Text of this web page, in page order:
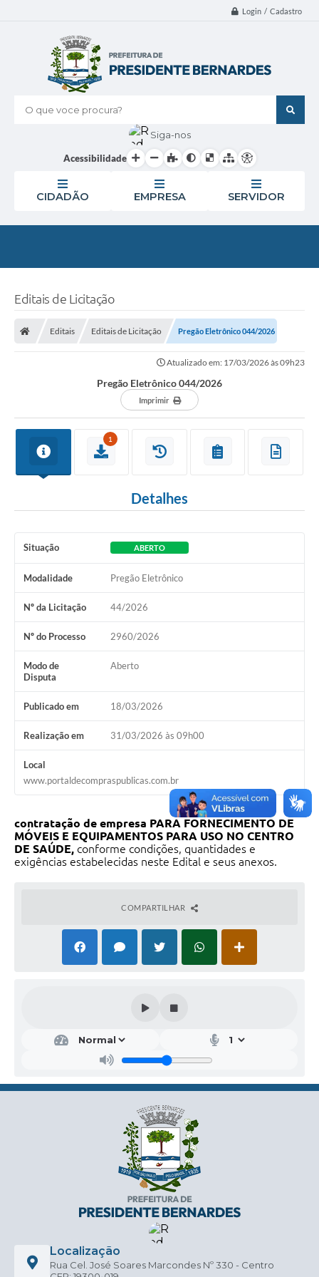
Login / Cadastro
O que voce procura?
Siga-nos
Acessibilidade
CIDADÃO EMPRESA SERVIDOR
Editais de Licitação
Editais Editais de Licitação Pregão Eletrônico 044/2026
Atualizado em: 17/03/2026 às 09h23
Pregão Eletrônico 044/2026
Imprimir
1
Detalhes
Situação ABERTO
Modalidade Pregão Eletrônico
Nº da Licitação 44/2026
Nº do Processo 2960/2026
Modo de
Disputa
Aberto
Publicado em 18/03/2026
Realização em 31/03/2026 às 09h00
Local
www.portaldecompraspublicas.com.br
contratação de empresa PARA FORNECIMENTO DE
MÓVEIS E EQUIPAMENTOS PARA USO NO CENTRO
DE SAÚDE, conforme condições, quantidades e
exigências estabelecidas neste Edital e seus anexos.
COMPARTILHAR
Localização
Rua Cel. José Soares Marcondes Nº 330 - Centro